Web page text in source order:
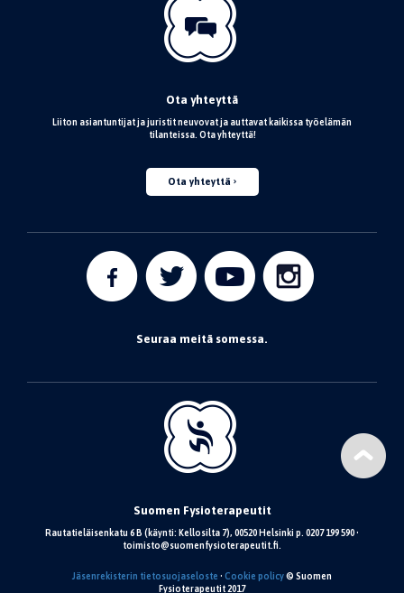
Ota yhteyttä
Liiton asiantuntijat ja juristit neuvovat ja auttavat kaikissa työelämän
tilanteissa. Ota yhteyttä!
Ota yhteyttä
Seuraa meitä somessa.
Suomen Fysioterapeutit
Rautatieläisenkatu 6 B (käynti: Kellosilta 7), 00520 Helsinki p. 0207 199 590 •
toimisto@suomenfysioterapeutit.fi.
Jäsenrekisterin tietosuojaseloste • Cookie policy© Suomen
Fysioterapeutit 2017